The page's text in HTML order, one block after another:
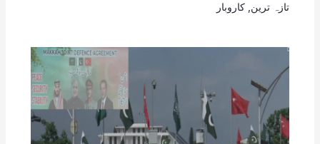
تازہ ترین کاروبار